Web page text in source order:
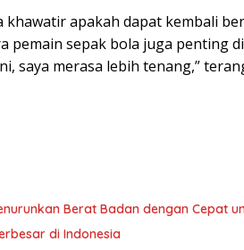
khawatir apakah dapat kembali
pemain sepak bola juga penting
saya merasa lebih tenang,”
Berat Badan dengan Cepat
di Indonesia